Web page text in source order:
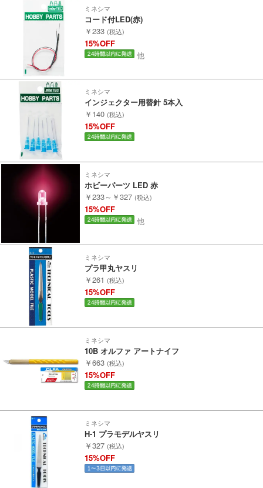
ミネシマ
コード付LED(赤)
￥233 (税込)
15%OFF
他
ミネシマ
インジェクター用替針 5本入
￥140 (税込)
15%OFF
ミネシマ
ホビーパーツ LED 赤
￥233～￥327 (税込)
15%OFF
他
ミネシマ
プラ甲丸ヤスリ
￥261 (税込)
15%OFF
ミネシマ
10B オルファ アートナイフ
￥663 (税込)
15%OFF
ミネシマ
H-1 プラモデルヤスリ
￥327 (税込)
15%OFF